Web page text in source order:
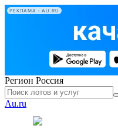
РЕКЛАМА • AU.RU
Регион Россия
Au.ru